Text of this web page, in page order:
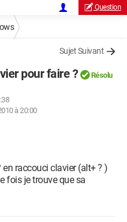
Question
Sujet Suivant
pour faire ? Résolu
à 20:00
raccouci clavier (alt+ ? )
fois je trouve que sa